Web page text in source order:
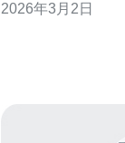
衡，采用双线/多线
2026年3月2日